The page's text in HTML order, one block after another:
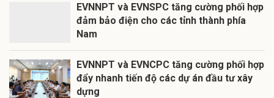
EVNNPT và EVNSPC tăng cường phối hợp
đảm bảo điện cho các tỉnh thành phía
Nam
EVNNPT và EVNCPC tăng cường phối hợp
đẩy nhanh tiến độ các dự án đầu tư xây
dựng